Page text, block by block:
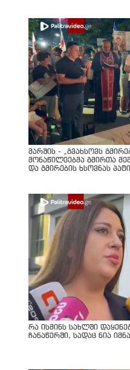
მარშის - „გვახსოვს
მონაწილეებმა გმირთა
და გმირების ხსოვნას
რა ისმინს სახლში
ჩანაწერში, სადაც ნია